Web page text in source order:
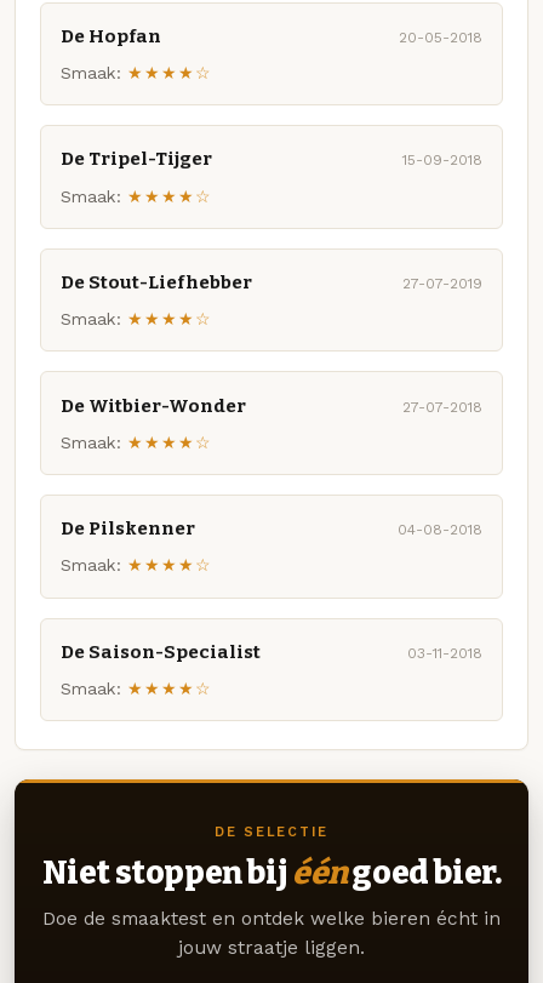
De Hopfan 20-05-2018
Smaak: ★★★★☆
De Tripel-Tijger 15-09-2018
Smaak: ★★★★☆
De Stout-Liefhebber 27-07-2019
Smaak: ★★★★☆
De Witbier-Wonder 27-07-2018
Smaak: ★★★★☆
De Pilskenner 04-08-2018
Smaak: ★★★★☆
De Saison-Specialist 03-11-2018
Smaak: ★★★★☆
DE SELECTIE
Niet stoppen bij ééngoed bier.
Doe de smaaktest en ontdek welke bieren écht in
jouw straatje liggen.